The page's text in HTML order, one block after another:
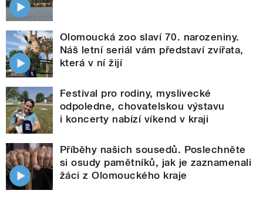
Olomoucká zoo slaví 70. narozeniny.
Náš letní seriál vám představí zvířata,
která v ní žijí
Festival pro rodiny, myslivecké
odpoledne, chovatelskou výstavu
i koncerty nabízí víkend v kraji
Příběhy našich sousedů. Poslechněte
si osudy pamětníků, jak je zaznamenali
žáci z Olomouckého kraje